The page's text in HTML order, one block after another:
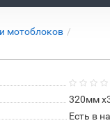
мотоблоков
320мм
Есть в